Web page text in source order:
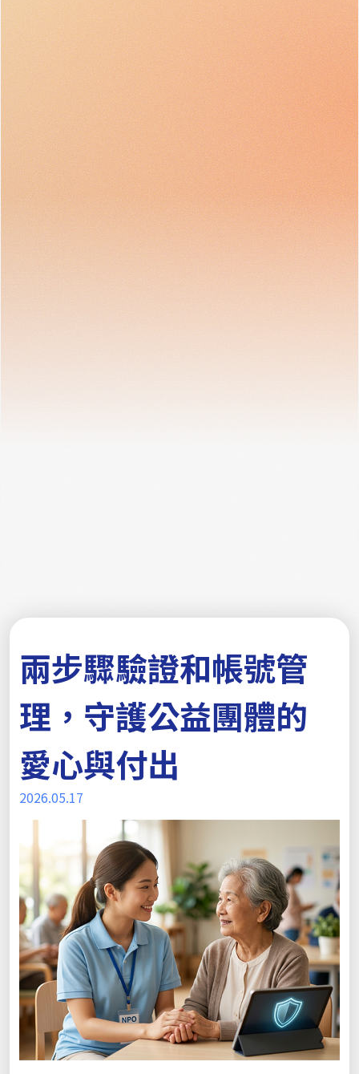
兩步驟驗證和帳號管
理，守護公益團體的
愛心與付出
2026.05.17